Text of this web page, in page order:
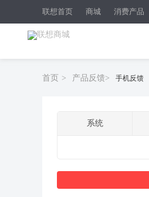
联想首页 商城 消费产品
首页 > 产品反馈> 手机反馈
系统